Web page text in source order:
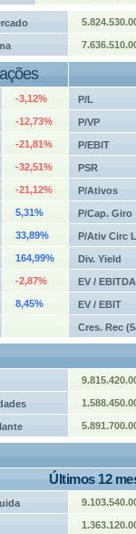
-3,12% P/L
-12,73% P/VP
-21,81% P/EBIT
-32,51% PSR
-21,12% P/Ativos
5,31% P/Cap. Giro
33,89% P/Ativ Circ
164,99% Div. Yield
-2,87% EV / EBITDA
8,45% EV / EBIT
Cres. Rec
Últimos 12